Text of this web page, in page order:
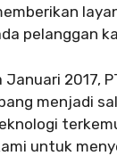
pelanggan
Januari 2017,
menjadi
untuk